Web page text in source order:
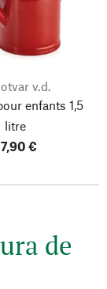
v.d.
enfants 1,5
litre
€
de